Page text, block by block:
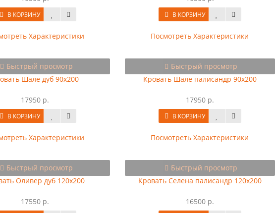
В КОРЗИНУ
Характеристики
В КОРЗИНУ
Посмотреть Характеристики
Быстрый просмотр
Шале дуб 90х200
17950 р.
В КОРЗИНУ
Характеристики
Быстрый просмотр
Кровать Шале палисандр 90х200
17950 р.
В КОРЗИНУ
Посмотреть Характеристики
Быстрый просмотр
Оливер дуб 120х200
17550 р.
Быстрый просмотр
Кровать Селена палисандр 120х200
16500 р.